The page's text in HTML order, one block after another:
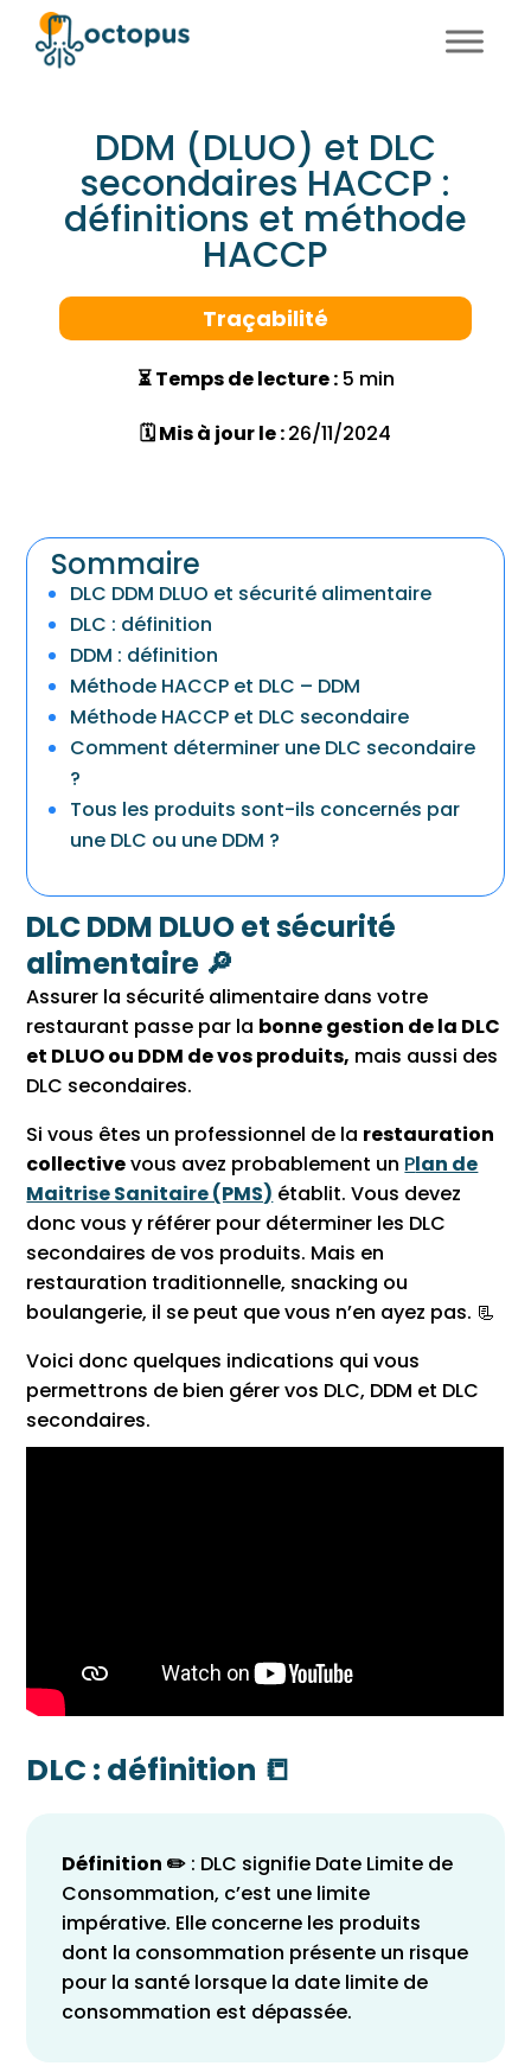
DDM (DLUO) et DLC
secondaires HACCP :
définitions et méthode
HACCP
Traçabilité
⏳ Temps de lecture :5 min
🗓 Mis à jour le :26/11/2024
Sommaire
DLC DDM DLUO et sécurité alimentaire
DLC : définition
DDM : définition
Méthode HACCP et DLC – DDM
Méthode HACCP et DLC secondaire
Comment déterminer une DLC secondaire
?
Tous les produits sont-ils concernés par
une DLC ou une DDM ?
DLC DDM DLUO et sécurité
alimentaire 🔎
Assurer la sécurité alimentaire dans votre
restaurant passe par la bonne gestion de la DLC
et DLUO ou DDM de vos produits, mais aussi des
DLC secondaires.
Si vous êtes un professionnel de la restauration
collectivevous avez probablement un Plan de
Maitrise Sanitaire (PMS) établit. Vous devez
donc vous y référer pour déterminer les DLC
secondaires de vos produits. Mais en
restauration traditionnelle, snacking ou
boulangerie, il se peut que vous n’en ayez pas. 📃
Voici donc quelques indications qui vous
permettrons de bien gérer vos DLC, DDM et DLC
secondaires.
DLC : définition 📒
Définition ✏️ : DLC signifie Date Limite de
Consommation, c’est une limite
impérative. Elle concerne les produits
dont la consommation présente un risque
pour la santé lorsque la date limite de
consommation est dépassée.